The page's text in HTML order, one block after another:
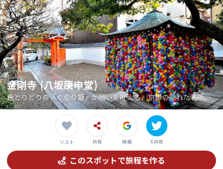
金剛寺 (八坂庚申堂)
色とりどりの「くくり猿」が願いを叶える、京都の隠れた名所。
リスト 共有 検索 X共有
このスポットで旅程を作る